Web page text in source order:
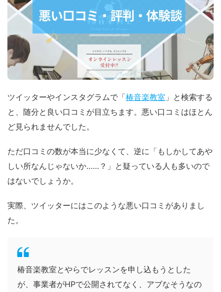
ツイッターやインスタグラムで「椿音楽教室 」と検索する
と、随分と良い口コミが目立ちます。悪い口コミはほとん
ど見られませんでした。
ただ口コミの数が本当に少なくて、逆に「もしかしてあや
しい所なんじゃないか……？」と疑っている人も多いので
はないでしょうか。
実際、ツイッターにはこのような悪い口コミがありまし
た。
椿音楽教室とやらでレッスンを申し込もうとした
が、事業者がHPで公開されてなく、アブなそうなの